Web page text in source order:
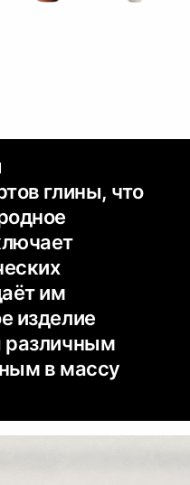
глины, что
им
изделие
различным
в массу